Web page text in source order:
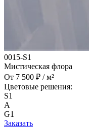
0015-S1
Мистическая флора
От 7 500 ₽ / м²
Цветовые решения:
S1
A
G1
Заказать